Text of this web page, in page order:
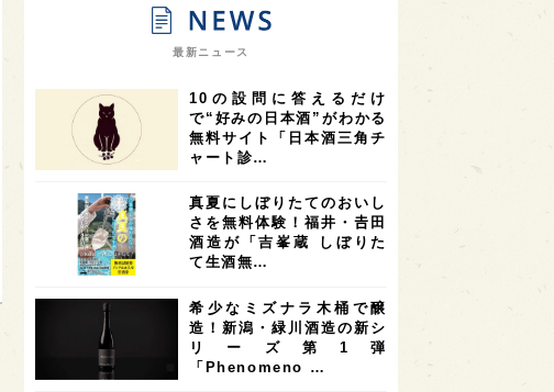
オピニオンリーダーの視点 9
奈良県 滋賀県 7 和歌山県 6
富山県 6 フランス 6 高知県 5 島根県 5
4 アメリカ 4 神奈川県 4
4 三重県 大阪府 3
オーストラリア 台湾 2 アジア 2
SAKEの時代を生きる 静岡県 1 長崎県
最新ニュース
10の設問に答えるだけ
で“好みの日本酒”がわかる
無料サイト「日本酒三角チ
ャート診…
真夏にしぼりたてのおいし
さを無料体験！福井・𠮷田
酒造が「吉峯蔵 しぼりた
て生酒無…
希少なミズナラ木桶で醸
造！新潟・緑川酒造の新シ
リーズ第1弾
「Phenomeno …